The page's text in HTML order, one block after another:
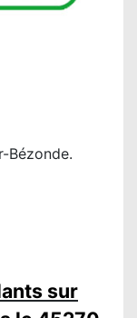
Bézonde.
sur